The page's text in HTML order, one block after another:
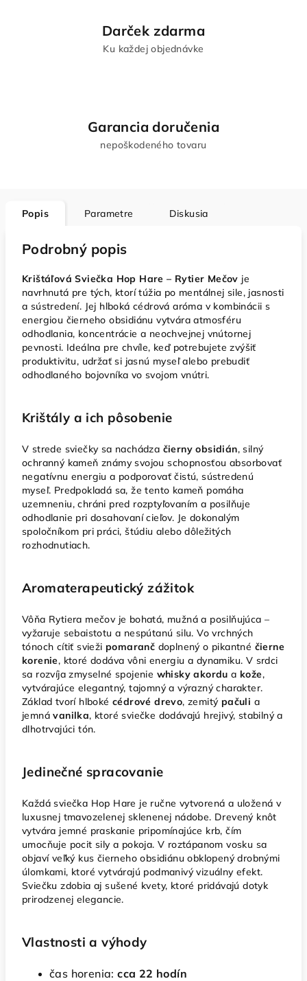
Darček zdarma
Ku každej objednávke
Garancia doručenia
nepoškodeného tovaru
Popis Parametre Diskusia
Podrobný popis
Krištáľová Sviečka Hop Hare – Rytier Mečov je
navrhnutá pre tých, ktorí túžia po mentálnej sile, jasnosti
a sústredení. Jej hlboká cédrová aróma v kombinácii s
energiou čierneho obsidiánu vytvára atmosféru
odhodlania, koncentrácie a neochvejnej vnútornej
pevnosti. Ideálna pre chvíle, keď potrebujete zvýšiť
produktivitu, udržať si jasnú myseľ alebo prebudiť
odhodlaného bojovníka vo svojom vnútri.
Krištály a ich pôsobenie
V strede sviečky sa nachádza čierny obsidián, silný
ochranný kameň známy svojou schopnosťou absorbovať
negatívnu energiu a podporovať čistú, sústredenú
myseľ. Predpokladá sa, že tento kameň pomáha
uzemneniu, chráni pred rozptyľovaním a posilňuje
odhodlanie pri dosahovaní cieľov. Je dokonalým
spoločníkom pri práci, štúdiu alebo dôležitých
rozhodnutiach.
Aromaterapeutický zážitok
Vôňa Rytiera mečov je bohatá, mužná a posilňujúca –
vyžaruje sebaistotu a nespútanú silu. Vo vrchných
tónoch cítiť sviežipomaranč doplnený o pikantné čierne
korenie, ktoré dodáva vôni energiu a dynamiku. V srdci
sa rozvíja zmyselné spojenie whisky akordu a kože,
vytvárajúce elegantný, tajomný a výrazný charakter.
Základ tvorí hlbokécédrové drevo, zemitý pačuli a
jemnávanilka, ktoré sviečke dodávajú hrejivý, stabilný a
dlhotrvajúci tón.
Jedinečné spracovanie
Každá sviečka Hop Hare je ručne vytvorená a uložená v
luxusnej tmavozelenej sklenenej nádobe. Drevený knôt
vytvára jemné praskanie pripomínajúce krb, čím
umocňuje pocit sily a pokoja. V roztápanom vosku sa
objaví veľký kus čierneho obsidiánu obklopený drobnými
úlomkami, ktoré vytvárajú podmanivý vizuálny efekt.
Sviečku zdobia aj sušené kvety, ktoré pridávajú dotyk
prirodzenej elegancie.
Vlastnosti a výhody
čas horenia:cca 22 hodín